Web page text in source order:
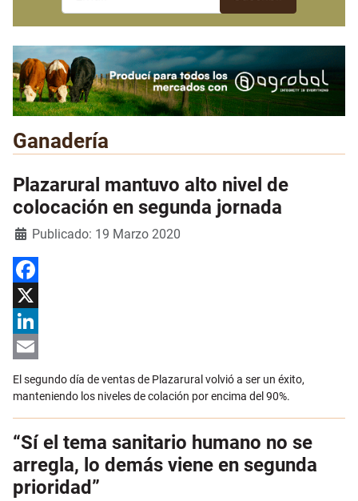
Ganadería
Plazarural mantuvo alto nivel de
colocación en segunda jornada
DetallesPublicado: 19 Marzo 2020
Facebook
X
LinkedIn
Email
El segundo día de ventas de Plazarural volvió a ser un éxito,
manteniendo los niveles de colación por encima del 90%.
“Sí el tema sanitario humano no se
arregla, lo demás viene en segunda
prioridad”